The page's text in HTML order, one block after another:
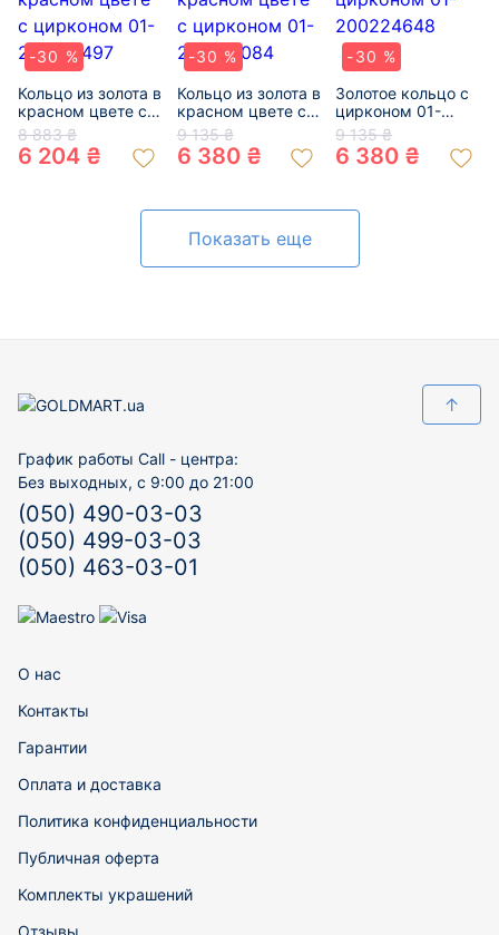
-30 %
Кольцо из золота в
красном цвете с
цирконом 01-
200145497
8 883 ₴
6 204 ₴
-30 %
Кольцо из золота в
красном цвете с
цирконом 01-
200152084
9 135 ₴
6 380 ₴
-30 %
Золотое кольцо с
цирконом 01-
200224648
9 135 ₴
6 380 ₴
Показать еще
↑
График работы Call - центра:
Без выходных, с 9:00 до 21:00
(050) 490-03-03
(050) 499-03-03
(050) 463-03-01
О нас
Контакты
Гарантии
Оплата и доставка
Политика конфиденциальности
Публичная оферта
Комплекты украшений
Отзывы